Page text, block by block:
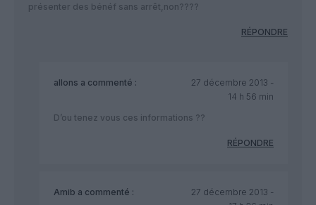
présenter des bénéf sans arrêt,non????
RÉPONDRE
allons a commenté :
27 décembre 2013 -
14 h 56 min
D’ou tenez vous ces informations ??
RÉPONDRE
Amib a commenté :
27 décembre 2013 -